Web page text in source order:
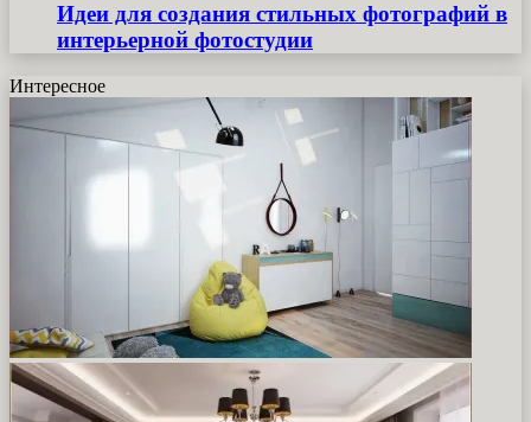
Идеи для создания стильных фотографий в
интерьерной фотостудии
Интересное